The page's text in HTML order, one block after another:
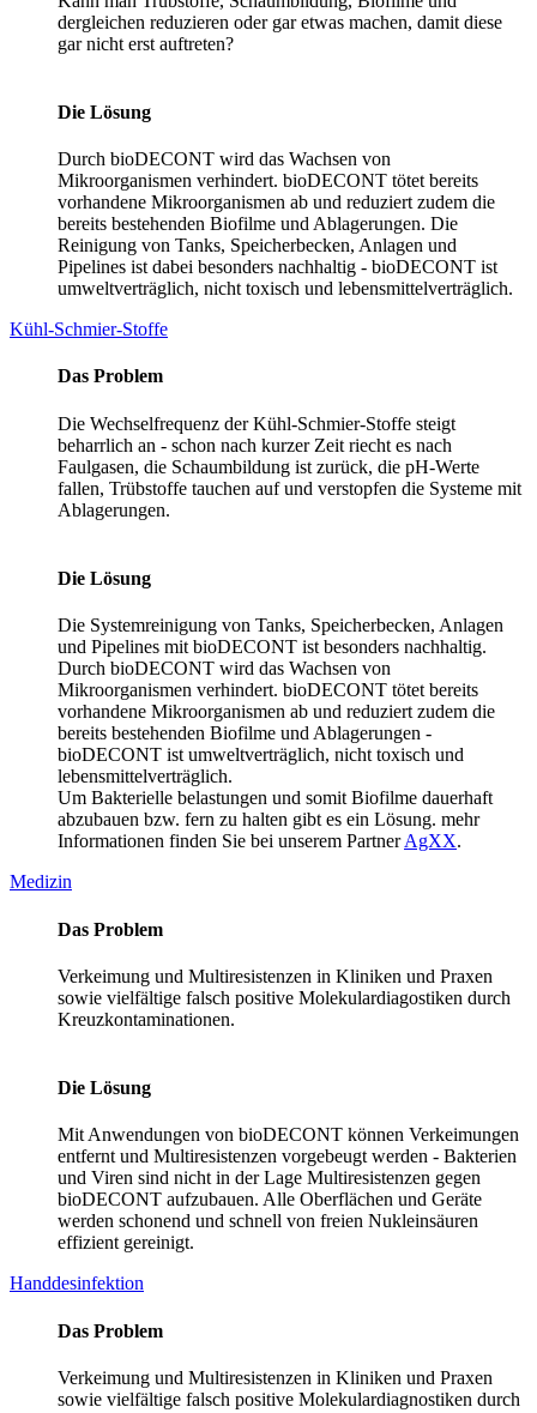
dergleichen reduzieren oder gar etwas machen, damit diese
gar nicht erst auftreten?
Die Lösung
Durch bioDECONT wird das Wachsen von
Mikroorganismen verhindert. bioDECONT tötet bereits
vorhandene Mikroorganismen ab und reduziert zudem die
bereits bestehenden Biofilme und Ablagerungen. Die
Reinigung von Tanks, Speicherbecken, Anlagen und
Pipelines ist dabei besonders nachhaltig - bioDECONT ist
umweltverträglich, nicht toxisch und lebensmittelverträglich.
Kühl-Schmier-Stoffe
Das Problem
Die Wechselfrequenz der Kühl-Schmier-Stoffe steigt
beharrlich an - schon nach kurzer Zeit riecht es nach
Faulgasen, die Schaumbildung ist zurück, die pH-Werte
fallen, Trübstoffe tauchen auf und verstopfen die Systeme mit
Ablagerungen.
Die Lösung
Die Systemreinigung von Tanks, Speicherbecken, Anlagen
und Pipelines mit bioDECONT ist besonders nachhaltig.
Durch bioDECONT wird das Wachsen von
Mikroorganismen verhindert. bioDECONT tötet bereits
vorhandene Mikroorganismen ab und reduziert zudem die
bereits bestehenden Biofilme und Ablagerungen -
bioDECONT ist umweltverträglich, nicht toxisch und
lebensmittelverträglich.
Um Bakterielle belastungen und somit Biofilme dauerhaft
abzubauen bzw. fern zu halten gibt es ein Lösung. mehr
Informationen finden Sie bei unserem PartnerAgXX.
Medizin
Das Problem
Verkeimung und Multiresistenzen in Kliniken und Praxen
sowie vielfältige falsch positive Molekulardiagostiken durch
Kreuzkontaminationen.
Die Lösung
Mit Anwendungen von bioDECONT können Verkeimungen
entfernt und Multiresistenzen vorgebeugt werden - Bakterien
und Viren sind nicht in der Lage Multiresistenzen gegen
bioDECONT aufzubauen. Alle Oberflächen und Geräte
werden schonend und schnell von freien Nukleinsäuren
effizient gereinigt.
Handdesinfektion
Das Problem
Verkeimung und Multiresistenzen in Kliniken und Praxen
sowie vielfältige falsch positive Molekulardiagnostiken durch